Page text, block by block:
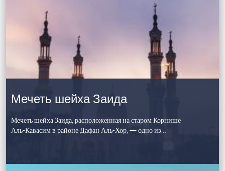
Мечеть шейха Заида
Мечеть шейха Заида, расположенная на старом Корнише
Аль-Кавасим в районе Дафан Аль-Хор, — одно из…